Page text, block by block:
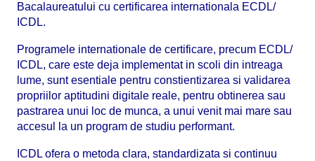
Bacalaureatului cu certificarea internationala ECDL/
ICDL.
Programele internationale de certificare, precum ECDL/
ICDL, care este deja implementat in scoli din intreaga
lume, sunt esentiale pentru constientizarea si validarea
propriilor aptitudini digitale reale, pentru obtinerea sau
pastrarea unui loc de munca, a unui venit mai mare sau
accesul la un program de studiu performant.
ICDL ofera o metoda clara, standardizata si continuu